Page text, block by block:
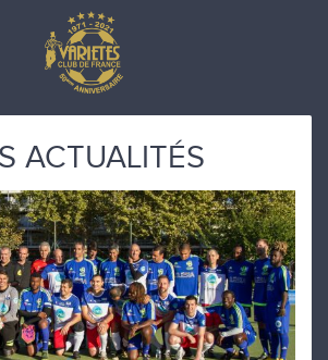
ACTUALITÉS